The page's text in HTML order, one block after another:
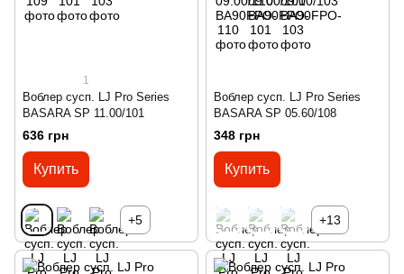
1
Воблер сусп. LJ Pro Series
BASARA SP 11.00/101
636 грн
Купить
+5
Воблер сусп. LJ Pro Series
BASARA SP 05.60/108
348 грн
Купить
+13